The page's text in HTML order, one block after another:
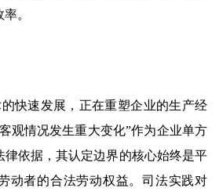
。
快速发展，正在重塑企业的生产经
观情况发生重大变化”作为企业单方
律依据，其认定边界的核心始终是平
动者的合法劳动权益。司法实践对